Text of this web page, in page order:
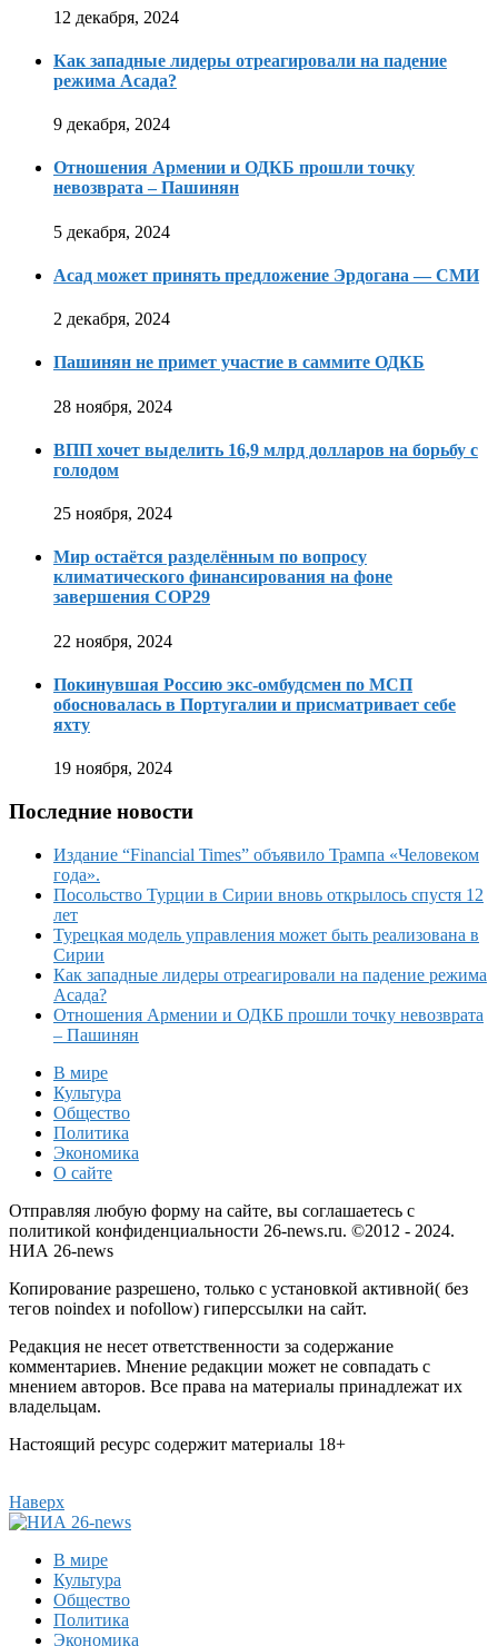
12 декабря, 2024
Как западные лидеры отреагировали на падение
режима Асада?
9 декабря, 2024
Отношения Армении и ОДКБ прошли точку
невозврата – Пашинян
5 декабря, 2024
Асад может принять предложение Эрдогана — СМИ
2 декабря, 2024
Пашинян не примет участие в саммите ОДКБ
28 ноября, 2024
ВПП хочет выделить 16,9 млрд долларов на борьбу с
голодом
25 ноября, 2024
Мир остаётся разделённым по вопросу
климатического финансирования на фоне
завершения COP29
22 ноября, 2024
Покинувшая Россию экс-омбудсмен по МСП
обосновалась в Португалии и присматривает себе
яхту
19 ноября, 2024
Последние новости
Издание “Financial Times” объявило Трампа «Человеком
года».
Посольство Турции в Сирии вновь открылось спустя 12
лет
Турецкая модель управления может быть реализована в
Сирии
Как западные лидеры отреагировали на падение режима
Асада?
Отношения Армении и ОДКБ прошли точку невозврата
– Пашинян
В мире
Культура
Общество
Политика
Экономика
О сайте
Отправляя любую форму на сайте, вы соглашаетесь с
политикой конфиденциальности 26-news.ru. ©2012 - 2024.
НИА 26-news
Копирование разрешено, только с установкой активной( без
тегов noindex и nofollow) гиперссылки на сайт.
Редакция не несет ответственности за содержание
комментариев. Мнение редакции может не совпадать с
мнением авторов. Все права на материалы принадлежат их
владельцам.
Настоящий ресурс содержит материалы 18+
Наверх
В мире
Культура
Общество
Политика
Экономика